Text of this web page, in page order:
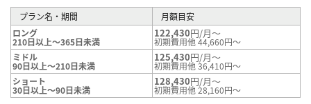
プラン名・期間
月額目安
ロング
210日以上～365日未満
122,430円/月～
初期費用他 44,660円～
ミドル
90日以上～210日未満
125,430円/月～
初期費用他 36,410円～
ショート
30日以上～90日未満
128,430円/月～
初期費用他 28,160円～